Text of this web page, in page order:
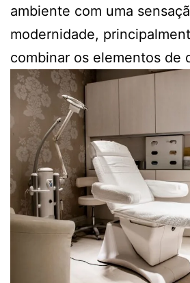
ambiente com uma
modernidade,
combinar os elementos de